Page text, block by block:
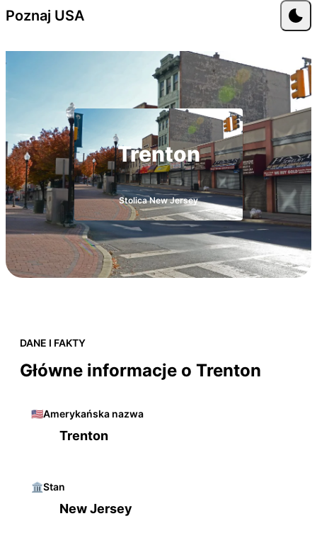
Przejdź do treści
Poznaj USA
Trenton
Stolica New Jersey
DANE I FAKTY
Główne informacje o Trenton
🇺🇸Amerykańska nazwa
Trenton
🏛️Stan
New Jersey